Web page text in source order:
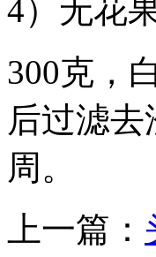
4）无花
300克，
后过滤
周。
上一篇：